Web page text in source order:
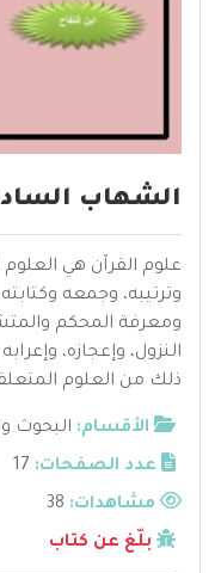
الشهاب
علوم القرآن هي
وترتيبه، وجمعه
ومعرفة المحكم
النزول، وإعجازه،
ذلك من العلوم
الأقسام: البحوث
عدد الصفحات: 17
مشاهدات:
بلّغ عن كتاب